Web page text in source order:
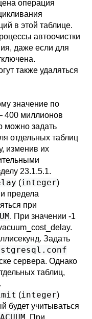
операция
в этой таблице.
автоочистки
даже если для
также удаляться
значение по
400 миллионов
можно задать
отдельных таблиц
изменив их
23.1.5.1.
(integer)
предела
при
. При значении -1
.
Задать
сервера. Однако
таблиц,
(integer)
будет учитываться
. При